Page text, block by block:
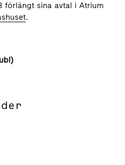
förlängt sina avtal i Atrium
.